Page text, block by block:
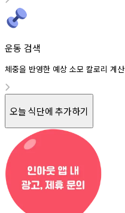
운동 검색
체중을 반영한 예상 소모 칼로리 계산
오늘 식단에 추가하기